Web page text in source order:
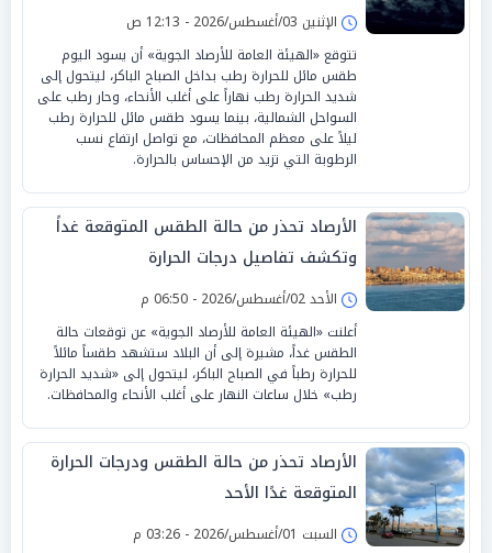
الإثنين 03/أغسطس/2026 - 12:13 ص
تتوقع «الهيئة العامة للأرصاد الجوية» أن يسود اليوم
طقس مائل للحرارة رطب بداخل الصباح الباكر، ليتحول إلى
شديد الحرارة رطب نهاراً على أغلب الأنحاء، وحار رطب على
السواحل الشمالية، بينما يسود طقس مائل للحرارة رطب
ليلاً على معظم المحافظات، مع تواصل ارتفاع نسب
الرطوبة التي تزيد من الإحساس بالحرارة.
الأرصاد تحذر من حالة الطقس المتوقعة غداً
وتكشف تفاصيل درجات الحرارة
الأحد 02/أغسطس/2026 - 06:50 م
أعلنت «الهيئة العامة للأرصاد الجوية» عن توقعات حالة
الطقس غداً، مشيرة إلى أن البلاد ستشهد طقساً مائلاً
للحرارة رطباً في الصباح الباكر، ليتحول إلى «شديد الحرارة
رطب» خلال ساعات النهار على أغلب الأنحاء والمحافظات.
الأرصاد تحذر من حالة الطقس ودرجات الحرارة
المتوقعة غدًا الأحد
السبت 01/أغسطس/2026 - 03:26 م